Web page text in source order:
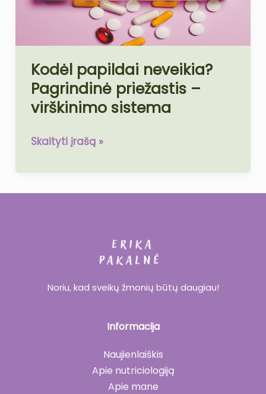
Kodėl papildai neveikia?
Pagrindinė priežastis –
virškinimo sistema
–
Skaityti įrašą »
Noriu, kad sveikų žmonių būtų daugiau!
Informacija
Naujienlaiškis
Apie nutriciologiją
Apie mane